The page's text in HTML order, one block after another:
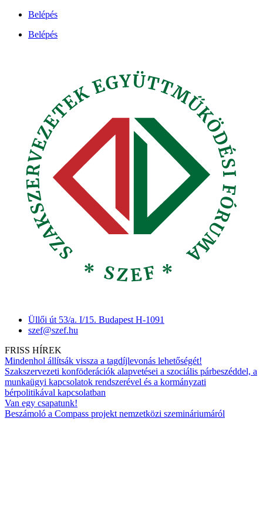
Ugrás
tartalomhoz
Belépés
Belépés
Üllői út 53/a. I/15. Budapest H-1091
szef@szef.hu
FRISS HÍREK
Mindenhol állítsák vissza a tagdíjlevonás lehetőségét!
Szakszervezeti konföderációk alapvetései a szociális párbeszéddel, a
munkaügyi kapcsolatok rendszerével és a kormányzati
bérpolitikával kapcsolatban
Van egy csapatunk!
Beszámoló a Compass projekt nemzetközi szemináriumáról